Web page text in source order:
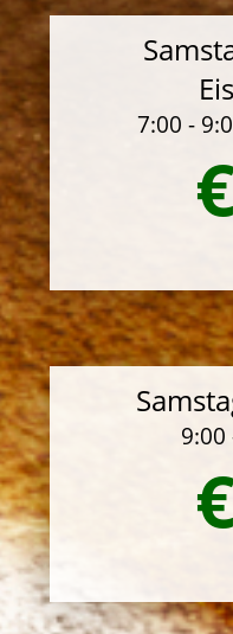
7:00 -